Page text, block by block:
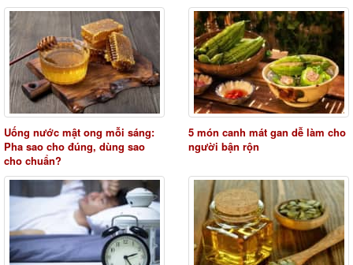
Uống nước mật ong mỗi sáng:
Pha sao cho đúng, dùng sao
cho chuẩn?
5 món canh mát gan dễ làm cho
người bận rộn